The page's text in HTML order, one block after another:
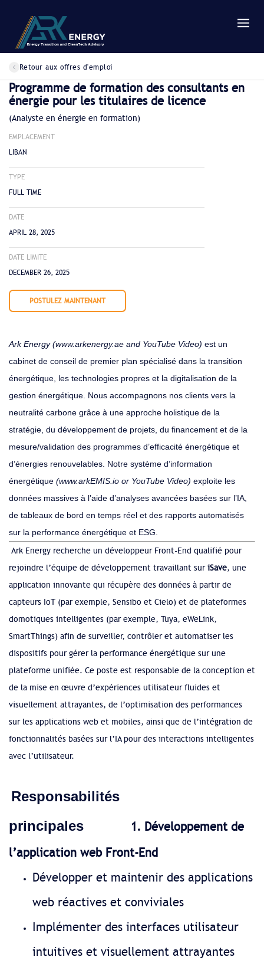
Retour aux offres d'emploi
Programme de formation des consultants en
énergie pour les titulaires de licence
(Analyste en énergie en formation)
EMPLACEMENT
LIBAN
TYPE
FULL TIME
DATE
APRIL 28, 2025
DATE LIMITE
DECEMBER 26, 2025
POSTULEZ MAINTENANT
Ark Energy (www.arkenergy.ae and YouTube Video) est un
cabinet de conseil de premier plan spécialisé dans la transition
énergétique, les technologies propres et la digitalisation de la
gestion énergétique. Nous accompagnons nos clients vers la
neutralité carbone grâce à une approche holistique de la
stratégie, du développement de projets, du financement et de la
mesure/validation des programmes d’efficacité énergétique et
d’énergies renouvelables. Notre système d’information
énergétique (www.arkEMIS.io or YouTube Video) exploite les
données massives à l’aide d’analyses avancées basées sur l’IA,
de tableaux de bord en temps réel et des rapports automatisés
sur la performance énergétique et ESG.
Ark Energy recherche un développeur Front-End qualifié pour
rejoindre l’équipe de développement travaillant suriSave, une
application innovante qui récupère des données à partir de
capteurs IoT (par exemple, Sensibo et Cielo) et de plateformes
domotiques intelligentes (par exemple, Tuya, eWeLink,
SmartThings) afin de surveiller, contrôler et automatiser les
dispositifs pour gérer la performance énergétique sur une
plateforme unifiée. Ce poste est responsable de la conception et
de la mise en œuvre d’expériences utilisateur fluides et
visuellement attrayantes, de l’optimisation des performances
sur les applications web et mobiles, ainsi que de l’intégration de
fonctionnalités basées sur l’IA pour des interactions intelligentes
avec l’utilisateur.
Responsabilités
principales
1. Développement de
l’application web Front-End
Développer et maintenir des applications
web réactives et conviviales
Implémenter des interfaces utilisateur
intuitives et visuellement attrayantes